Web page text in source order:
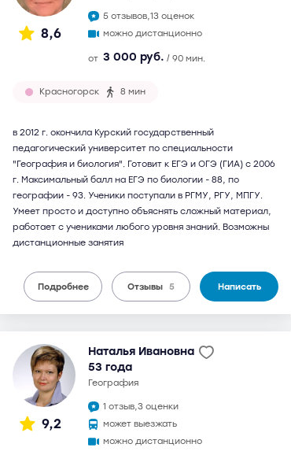
8,6
5 отзывов,13 оценок
можно дистанционно
от 3 000 руб. / 90 мин.
Красногорск 8 мин
в 2012 г. окончила Курский государственный
педагогический университет по специальности
"География и биология". Готовит к ЕГЭ и ОГЭ (ГИА) с 2006
г. Максимальный балл на ЕГЭ по биологии - 88, по
географии - 93. Ученики поступали в РГМУ, РГУ, МПГУ.
Умеет просто и доступно объяснять сложный материал,
работает с учениками любого уровня знаний. Возможны
дистанционные занятия
Подробнее Отзывы 5 Написать
9,2
Наталья Ивановна
53 года
география
1 отзыв,3 оценки
может выезжать
можно дистанционно